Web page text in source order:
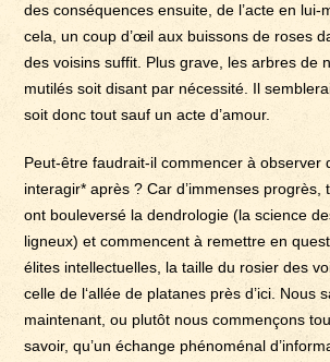
des conséquences ensuite, de l’acte en lui-
cela, un coup d’œil aux buissons de roses
des voisins suffit. Plus grave, les arbres de
mutilés soit disant par nécessité. Il
soit donc tout sauf un acte d’amour.
Peut-être faudrait-il commencer à observer
interagir* après ? Car d’immenses progrès,
ont bouleversé la dendrologie (la science
ligneux) et commencent à remettre en
élites intellectuelles, la taille du rosier des
celle de l‘allée de platanes près d’ici. Nous
maintenant, ou plutôt nous commençons
savoir, qu’un échange phénoménal